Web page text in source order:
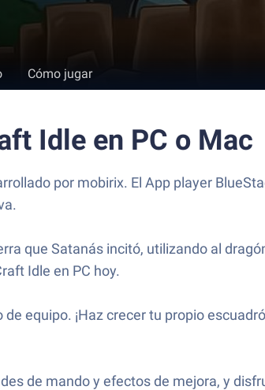
Cómo jugar
Idle en PC o Mac
por mobirix. El App player
que Satanás incitó, utilizando al
Idle en PC hoy.
equipo. ¡Haz crecer tu propio
de mando y efectos de mejora, y